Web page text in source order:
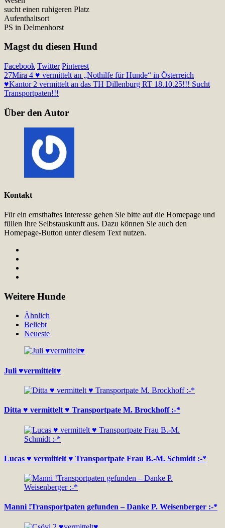
sucht einen ruhigeren Platz
Aufenthaltsort
PS in Delmenhorst
Magst du diesen Hund
Facebook Twitter Pinterest
27Mira 4 ♥ vermittelt an „Nothilfe für Hunde“ in Österreich
♥Kantor 2 vermittelt an das TH Dillenburg RT 18.10.25!!! Sucht
Transportpaten!!!
Über den Autor
Kontakt
Für ein ernsthaftes Interesse gehen Sie bitte auf die Homepage und
füllen Ihre Selbstauskunft aus. Dazu können Sie auch den
Homepage-Button unter diesem Text nutzen.
Weitere Hunde
Ähnlich
Beliebt
Neueste
Juli ♥vermittelt♥
Ditta ♥ vermittelt ♥ Transportpate M. Brockhoff :-*
Lucas ♥ vermittelt ♥ Transportpate Frau B.-M. Schmidt :-*
Manni !Transportpaten gefunden – Danke P. Weisenberger :-*